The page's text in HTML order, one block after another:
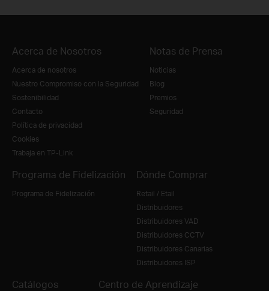
Acerca de Nosotros
Acerca de nosotros
Nuestro Compromiso con la Seguridad
Sostenibilidad
Contacto
Política de privacidad
Cookies
Trabaja en TP-Link
Notas de Prensa
Noticias
Blog
Premios
Seguridad
Programa de Fidelización
Programa de Fidelización
Dónde Comprar
Retail / Etail
Distribuidores
Distribuidores VAD
Distribuidores CCTV
Distribuidores Canarias
Distribuidores ISP
Catálogos Centro de Aprendizaje